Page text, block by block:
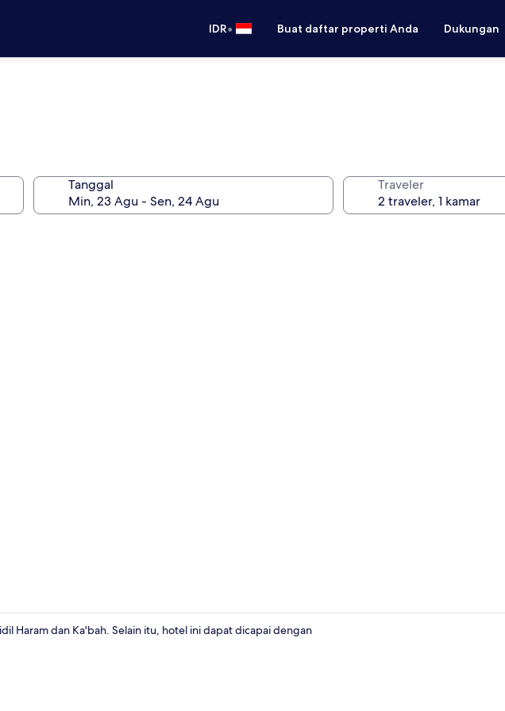
IDR• Buat daftar properti Anda Dukungan
Tanggal Traveler
Haram dan Ka'bah. Selain itu, hotel ini dapat dicapai dengan